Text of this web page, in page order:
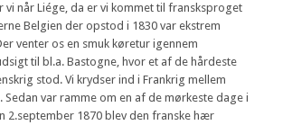
vi når Liége, da er vi kommet til fransksproget
Belgien der opstod i 1830 var ekstrem
venter os en smuk køretur igennem
til bl.a. Bastogne, hvor et af de hårdeste
stod. Vi krydser ind i Frankrig mellem
Sedan var ramme om en af de mørkeste dage i
2.september 1870 blev den franske hær